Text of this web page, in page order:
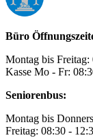
Büro
Montag bis
Kasse Mo - Fr:
Seniorenbus:
Montag bis
Freitag: 08:30 -